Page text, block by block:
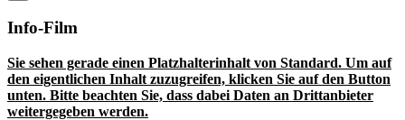
Info-Film
Sie sehen gerade einen Platzhalterinhalt von Standard. Um auf
den eigentlichen Inhalt zuzugreifen, klicken Sie auf den Button
unten. Bitte beachten Sie, dass dabei Daten an Drittanbieter
weitergegeben werden.